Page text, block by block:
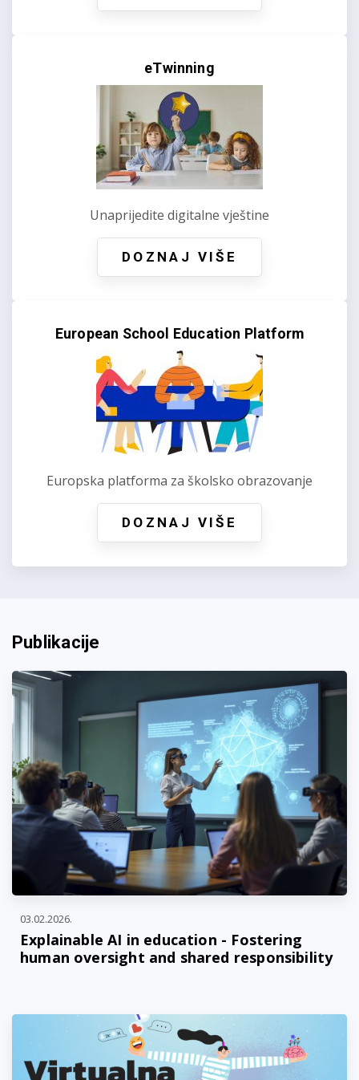
eTwinning
Unaprijedite digitalne vještine
DOZNAJ VIŠE
European School Education Platform
Europska platforma za školsko obrazovanje
DOZNAJ VIŠE
Publikacije
03.02.2026.
Explainable AI in education - Fostering
human oversight and shared responsibility